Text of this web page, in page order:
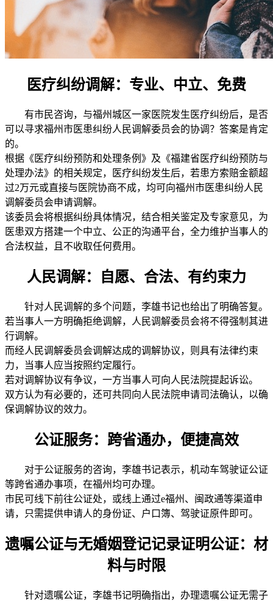
医疗纠纷调解：专业、中立、免费
有市民咨询，与福州城区一家医院发生医疗纠纷后，是否
可以寻求福州市医患纠纷人民调解委员会的协调？答案是肯定
的。
根据《医疗纠纷预防和处理条例》及《福建省医疗纠纷预防与
处理办法》的相关规定，医疗纠纷发生后，若患方索赔金额超
过2万元或直接与医院协商不成，均可向福州市医患纠纷人民
调解委员会申请调解。
该委员会将根据纠纷具体情况，结合相关鉴定及专家意见，为
医患双方搭建一个中立、公正的沟通平台，全力维护当事人的
合法权益，且不收取任何费用。
人民调解：自愿、合法、有约束力
针对人民调解的多个问题，李雄书记也给出了明确答复。
若当事人一方明确拒绝调解，人民调解委员会将不得强制其进
行调解。
而经人民调解委员会调解达成的调解协议，则具有法律约束
力，当事人应当按照约定履行。
若对调解协议有争议，一方当事人可向人民法院提起诉讼。
双方认为有必要的，还可共同向人民法院申请司法确认，以确
保调解协议的效力。
公证服务：跨省通办，便捷高效
对于公证服务的咨询，李雄书记表示，机动车驾驶证公证
等跨省通办事项，在福州均可办理。
市民可线下前往公证处，或线上通过e福州、闽政通等渠道申
请，只需提供申请人的身份证、户口簿、驾驶证原件即可。
遗嘱公证与无婚姻登记记录证明公证：材
料与时限
针对遗嘱公证，李雄书记明确指出，办理遗嘱公证无需子